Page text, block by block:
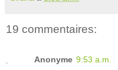
19 commentaires:
Anonyme 9:53 a.m.